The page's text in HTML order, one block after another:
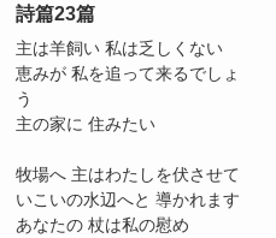
詩篇23篇
主は羊飼い 私は乏しくない
恵みが 私を追って来るでしょ
う
主の家に 住みたい
牧場へ 主はわたしを伏させて
いこいの水辺へと 導かれます
あなたの 杖は私の慰め